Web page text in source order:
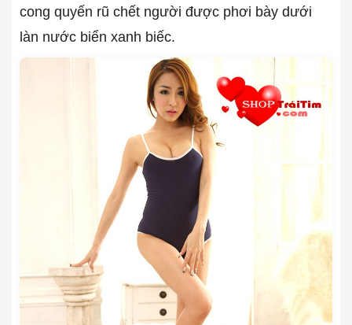
cong quyến rũ chết người được phơi bày dưới
làn nước biển xanh biếc.